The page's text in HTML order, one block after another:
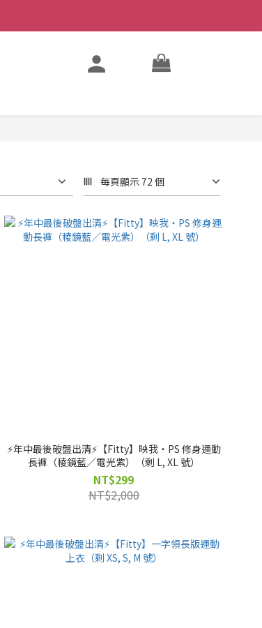
每頁顯示 72 個
⚡️年中最後破盤出清⚡️【Fitty】映我・PS 修身運動
長褲（稜鏡藍／電光紫）（剩 L, XL 號）
NT$299
NT$2,000